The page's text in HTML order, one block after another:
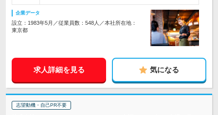
企業データ
設立：1983年5月／従業員数：548人／本社所在地：
東京都
求人詳細を見る 気になる
志望動機・自己PR不要